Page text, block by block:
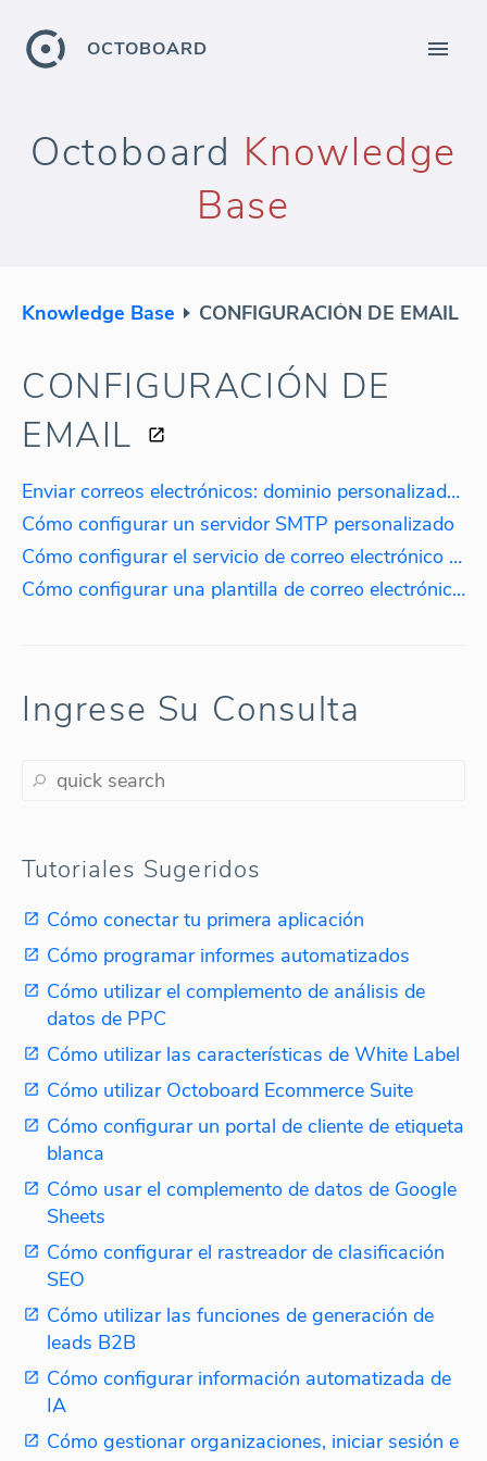
OCTOBOARD
Octoboard Knowledge
Base
Knowledge Base CONFIGURACIÓN DE EMAIL
CONFIGURACIÓN DE
EMAIL
Enviar correos electrónicos: dominio personalizado, servidor SMTP, servicio de correo electrónico alojado
Cómo configurar un servidor SMTP personalizado
Cómo configurar el servicio de correo electrónico alojado
Cómo configurar una plantilla de correo electrónico personalizada
Ingrese Su Consulta
Tutoriales Sugeridos
Cómo conectar tu primera aplicación
Cómo programar informes automatizados
Cómo utilizar el complemento de análisis de
datos de PPC
Cómo utilizar las características de White Label
Cómo utilizar Octoboard Ecommerce Suite
Cómo configurar un portal de cliente de etiqueta
blanca
Cómo usar el complemento de datos de Google
Sheets
Cómo configurar el rastreador de clasificación
SEO
Cómo utilizar las funciones de generación de
leads B2B
Cómo configurar información automatizada de
IA
Cómo gestionar organizaciones, iniciar sesión e